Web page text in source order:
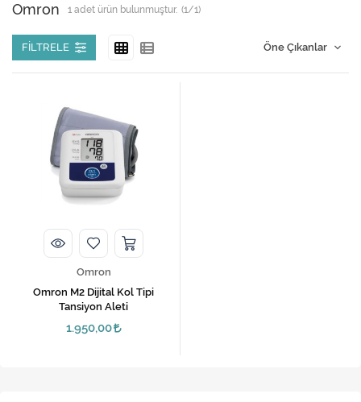
TEKERLEKLİ SANDALYE
VARİS ÇORAPLARI
Omron 1 adet ürün bulunmuştur. (1/1)
FILTRELE
Omron
Omron M2 Dijital Kol Tipi
Tansiyon Aleti
1.950,00